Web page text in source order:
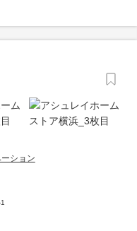
ション